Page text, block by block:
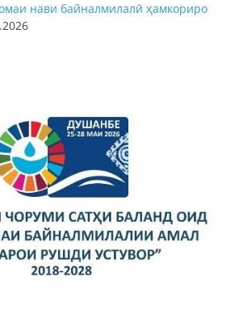
нави байналмилалӣ ҳамкориро